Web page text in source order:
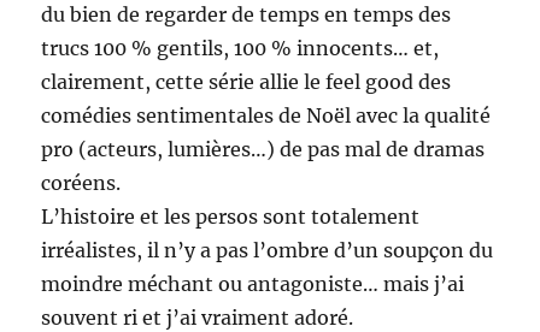
du bien de regarder de temps en temps des
trucs 100 % gentils, 100 % innocents… et,
clairement, cette série allie le feel good des
comédies sentimentales de Noël avec la qualité
pro (acteurs, lumières…) de pas mal de dramas
coréens.
L’histoire et les persos sont totalement
irréalistes, il n’y a pas l’ombre d’un soupçon du
moindre méchant ou antagoniste… mais j’ai
souvent ri et j’ai vraiment adoré.